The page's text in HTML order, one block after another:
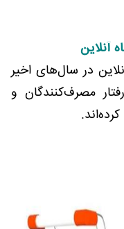
آنلاین
در سال‌های اخیر
مصرف‌کنندگان و